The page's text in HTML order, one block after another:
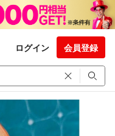
ログイン 会員登録